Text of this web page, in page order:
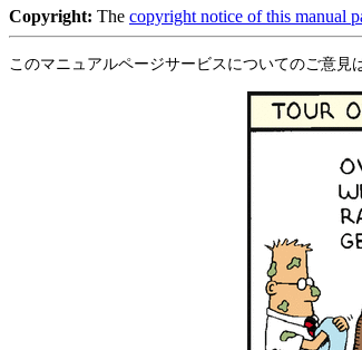
Copyright: The copyright notice of this manual
このマニュアルページサービスについてのご意見